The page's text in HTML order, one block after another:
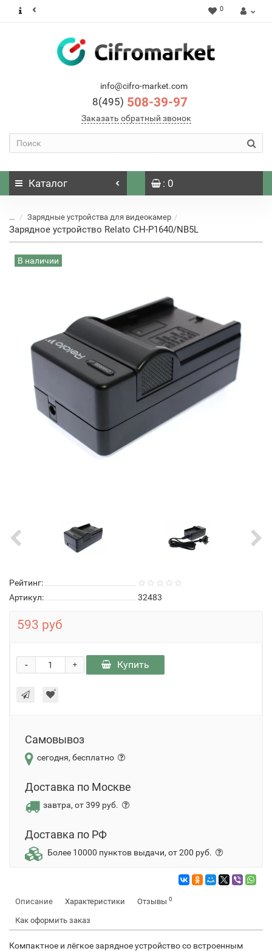
0
info@cifro-market.com
8(495) 508-39-97
Заказать обратный звонок
Каталог : 0
... Зарядные устройства для видеокамер
Зарядное устройство Relato CH-P1640/NB5L
В наличии
Рейтинг:
Артикул:
32483
593 руб
+
- Купить
Самовывоз
сегодня, бесплатно
Доставка по Москве
завтра, от 399 руб.
Доставка по РФ
Более 10000 пунктов выдачи, от 200 руб.
Описание Характеристики Отзывы 0
Как оформить заказ
Компактное и лёгкое зарядное устройство со встроенным